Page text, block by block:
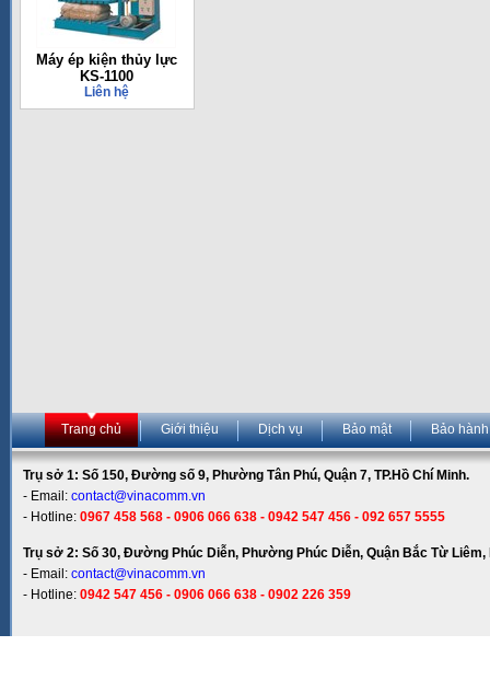
Máy ép kiện thủy lực
KS-1100
Liên hệ
Trang chủ Giới thiệu Dịch vụ Bảo mật Bảo hành
Trụ sở 1: Số 150, Đường số 9, Phường Tân Phú, Quận 7, TP.Hồ Chí Minh.
- Email: contact@vinacomm.vn
- Hotline: 0967 458 568 - 0906 066 638 - 0942 547 456 - 092 657 5555
Trụ sở 2: Số 30, Đường Phúc Diễn, Phường Phúc Diễn, Quận Bắc Từ Liêm,
- Email: contact@vinacomm.vn
- Hotline: 0942 547 456 - 0906 066 638 - 0902 226 359